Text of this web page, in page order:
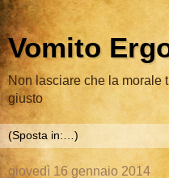
Vomito
Non lasciare che la morale
giusto
giovedì 16 gennaio 2014